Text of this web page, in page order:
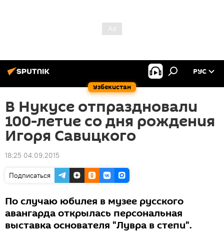
Узбекистан
РУС
В Нукусе отпраздновали
100-летие со дня рождения
Игоря Савицкого
18:25 04.09.2015
Подписаться
По случаю юбилея в музее русского
авангарда открылась персональная
выставка основателя "Лувра в степи".